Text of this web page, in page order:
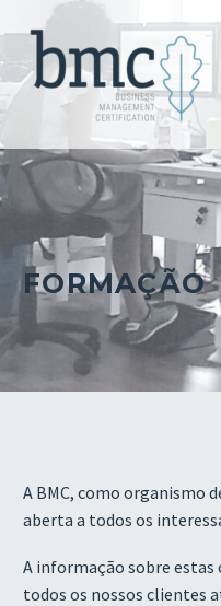
FORMAÇÃO
A BMC, como organismo
aberta a todos os
A informação sobre
todos os nossos clientes